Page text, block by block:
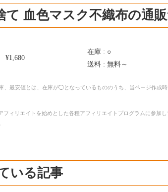
て 血色マスク不織布の通
¥1,680
在庫 : ○
送料 : 無料～
最安値とは、在庫が◯となっているもののうち、当ページ作成
ィリエイトを始めとした各種アフィリエイトプログラムに参加
いる記事